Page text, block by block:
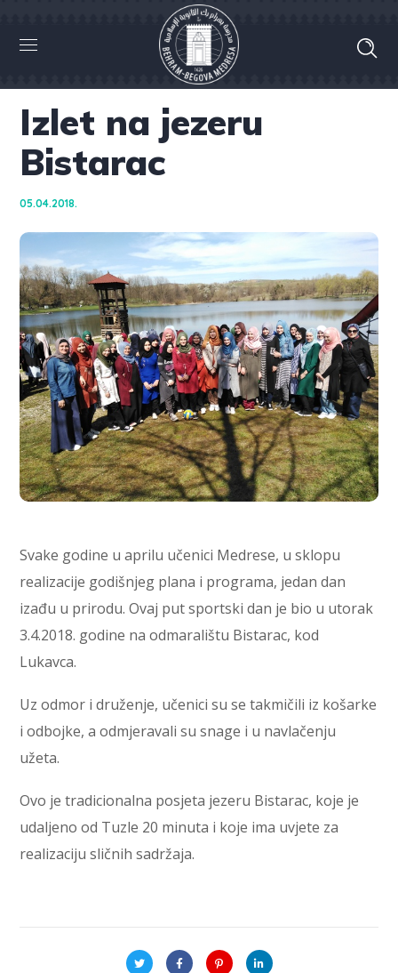
Izlet na jezeru
Bistarac
05.04.2018.
Svake godine u aprilu učenici Medrese, u sklopu
realizacije godišnjeg plana i programa, jedan dan
izađu u prirodu. Ovaj put sportski dan je bio u utorak
3.4.2018. godine na odmaralištu Bistarac, kod
Lukavca.
Uz odmor i druženje, učenici su se takmičili iz košarke
i odbojke, a odmjeravali su snage i u navlačenju
užeta.
Ovo je tradicionalna posjeta jezeru Bistarac, koje je
udaljeno od Tuzle 20 minuta i koje ima uvjete za
realizaciju sličnih sadržaja.